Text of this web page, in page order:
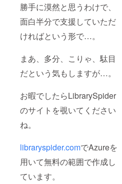
勝手に漠然と思うわけで、
面白半分で支援していただ
ければという形で…。
まあ、多分、こりゃ、駄目
だという気もしますが…。
お暇でしたらLibrarySpider
のサイトを覗いてください
ね。
libraryspider.comでAzureを
用いて無料の範囲で作成し
ています。